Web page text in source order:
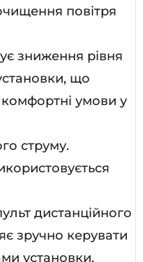
повітря
зниження рівня
що
умови у
струму.
дистанційного
зручно керувати
установки.